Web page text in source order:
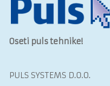
Oseti puls tehnike!
PULS SYSTEMS D.O.O.‎